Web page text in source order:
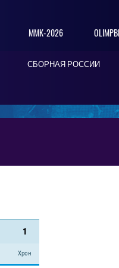
ММК-2026
СБОРНАЯ РОССИИ
1
Хрон